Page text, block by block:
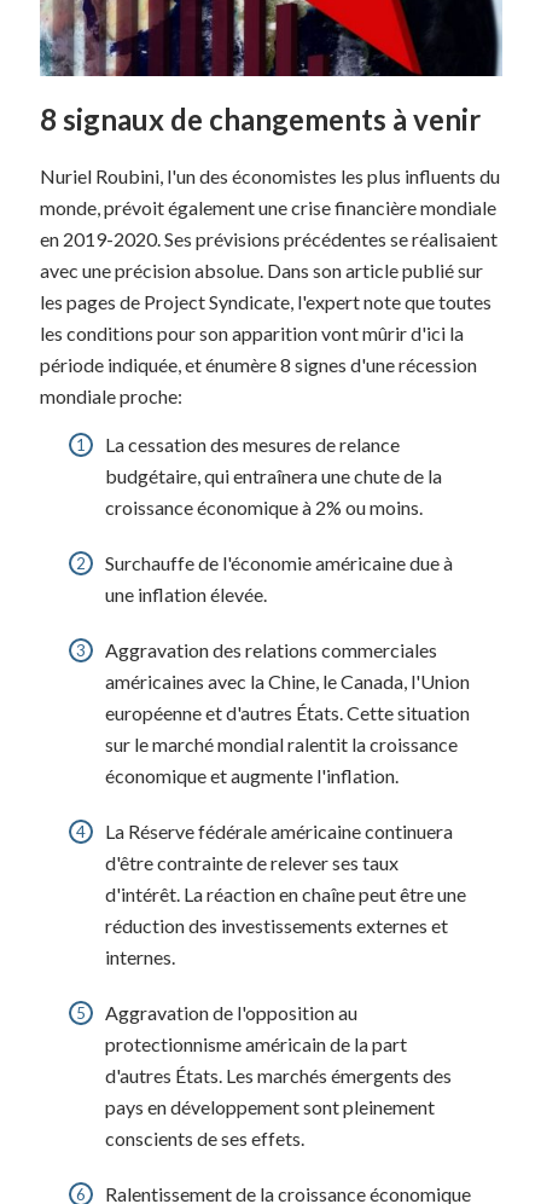
8 signaux de changements à venir
Nuriel Roubini, l'un des économistes les plus influents du
monde, prévoit également une crise financière mondiale
en 2019-2020. Ses prévisions précédentes se réalisaient
avec une précision absolue. Dans son article publié sur
les pages de Project Syndicate, l'expert note que toutes
les conditions pour son apparition vont mûrir d'ici la
période indiquée, et énumère 8 signes d'une récession
mondiale proche:
La cessation des mesures de relance
budgétaire, qui entraînera une chute de la
croissance économique à 2% ou moins.
Surchauffe de l'économie américaine due à
une inflation élevée.
Aggravation des relations commerciales
américaines avec la Chine, le Canada, l'Union
européenne et d'autres États. Cette situation
sur le marché mondial ralentit la croissance
économique et augmente l'inflation.
La Réserve fédérale américaine continuera
d'être contrainte de relever ses taux
d'intérêt. La réaction en chaîne peut être une
réduction des investissements externes et
internes.
Aggravation de l'opposition au
protectionnisme américain de la part
d'autres États. Les marchés émergents des
pays en développement sont pleinement
conscients de ses effets.
Ralentissement de la croissance économique